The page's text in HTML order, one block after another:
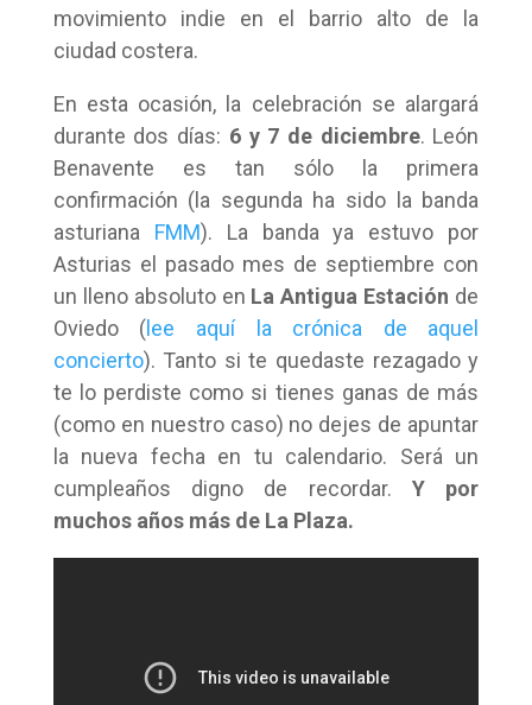
movimiento indie en el barrio alto de la
ciudad costera.
En esta ocasión, la celebración se alargará
durante dos días: 6 y 7 de diciembre. León
Benavente es tan sólo la primera
confirmación (la segunda ha sido la banda
asturiana FMM). La banda ya estuvo por
Asturias el pasado mes de septiembre con
un lleno absoluto en La Antigua Estación de
Oviedo ( lee aquí la crónica de aquel
concierto). Tanto si te quedaste rezagado y
te lo perdiste como si tienes ganas de más
(como en nuestro caso) no dejes de apuntar
la nueva fecha en tu calendario. Será un
cumpleaños digno de recordar. Y por
muchos años más de La Plaza.